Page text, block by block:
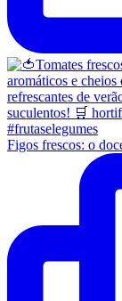
Figos frescos: o